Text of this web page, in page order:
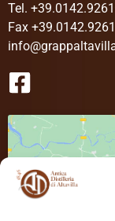
Tel.
Fax